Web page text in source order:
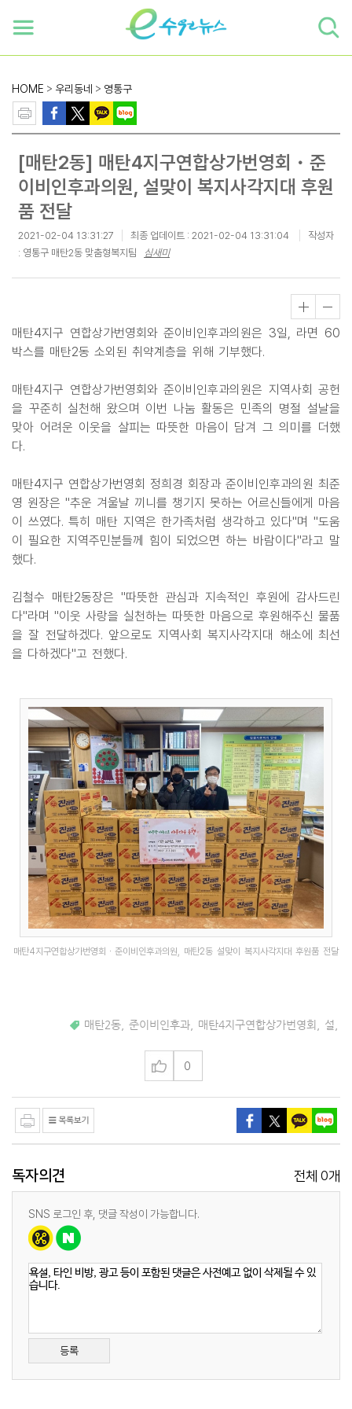
HOME > 우리동네 > 영통구
[매탄2동] 매탄4지구연합상가번영회・준
이비인후과의원, 설맞이 복지사각지대 후원
품 전달
2021-02-04 13:31:27 최종 업데이트 : 2021-02-04 13:31:04
작성자
: 영통구 매탄2동 맞춤형복지팀
심새미
매탄4지구 연합상가번영회와 준이비인후과의원은 3일, 라면 60
박스를 매탄2동 소외된 취약계층을 위해 기부했다.
매탄4지구 연합상가번영회와 준이비인후과의원은 지역사회 공헌
을 꾸준히 실천해 왔으며 이번 나눔 활동은 민족의 명절 설날을
맞아 어려운 이웃을 살피는 따뜻한 마음이 담겨 그 의미를 더했
다.
매탄4지구 연합상가번영회 정희경 회장과 준이비인후과의원 최준
영 원장은 "추운 겨울날 끼니를 챙기지 못하는 어르신들에게 마음
이 쓰였다. 특히 매탄 지역은 한가족처럼 생각하고 있다"며 "도움
이 필요한 지역주민분들께 힘이 되었으면 하는 바람이다"라고 말
했다.
김철수 매탄2동장은 "따뜻한 관심과 지속적인 후원에 감사드린
다"라며 "이웃 사랑을 실천하는 따뜻한 마음으로 후원해주신 물품
을 잘 전달하겠다. 앞으로도 지역사회 복지사각지대 해소에 최선
을 다하겠다"고 전했다.
매탄4지구연합상가번영회・준이비인후과의원, 매탄2동 설맞이 복지사각지대 후원품 전달
매탄2동 준이비인후과 매탄4지구연합상가번영회 설
0
독자의견 전체 0개
SNS 로그인 후, 댓글 작성이 가능합니다.
등록